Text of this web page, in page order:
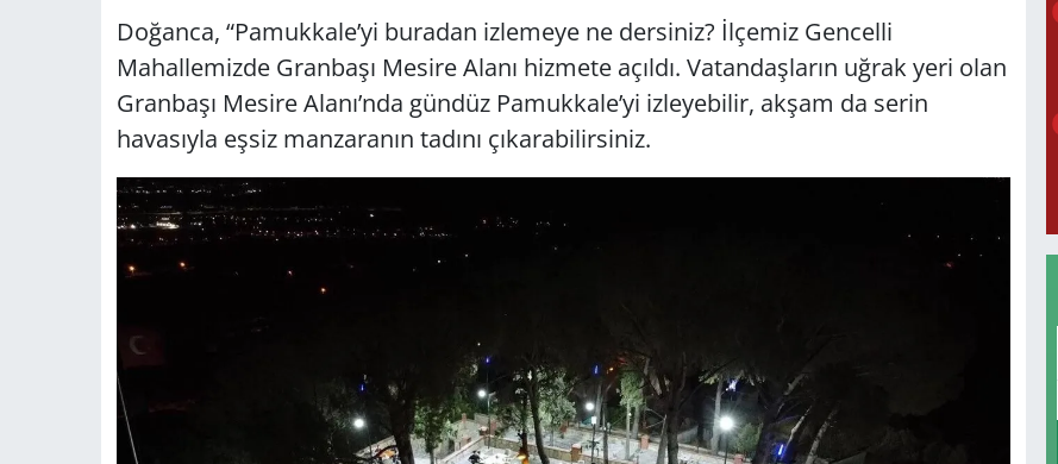
Doğanca, “Pamukkale’yi buradan izlemeye ne dersiniz? İlçemiz Gencelli
Mahallemizde Granbaşı Mesire Alanı hizmete açıldı. Vatandaşların uğrak yeri olan
Granbaşı Mesire Alanı’nda gündüz Pamukkale’yi izleyebilir, akşam da serin
havasıyla eşsiz manzaranın tadını çıkarabilirsiniz.